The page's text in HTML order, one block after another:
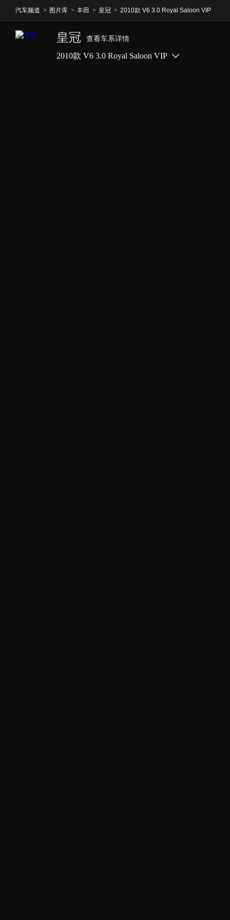
汽车频道 > 图片库 > 丰田 > 皇冠 > 2010款 V6 3.0 Royal Saloon VIP
皇冠 查看车系详情
2010款 V6 3.0 Royal Saloon VIP